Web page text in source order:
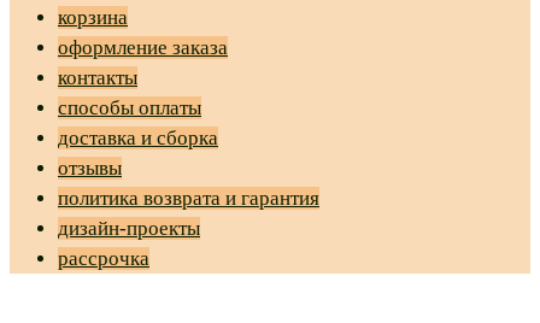
корзина
оформление заказа
контакты
способы оплаты
доставка и сборка
отзывы
политика возврата и гарантия
дизайн-проекты
рассрочка